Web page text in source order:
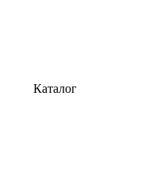
Каталог